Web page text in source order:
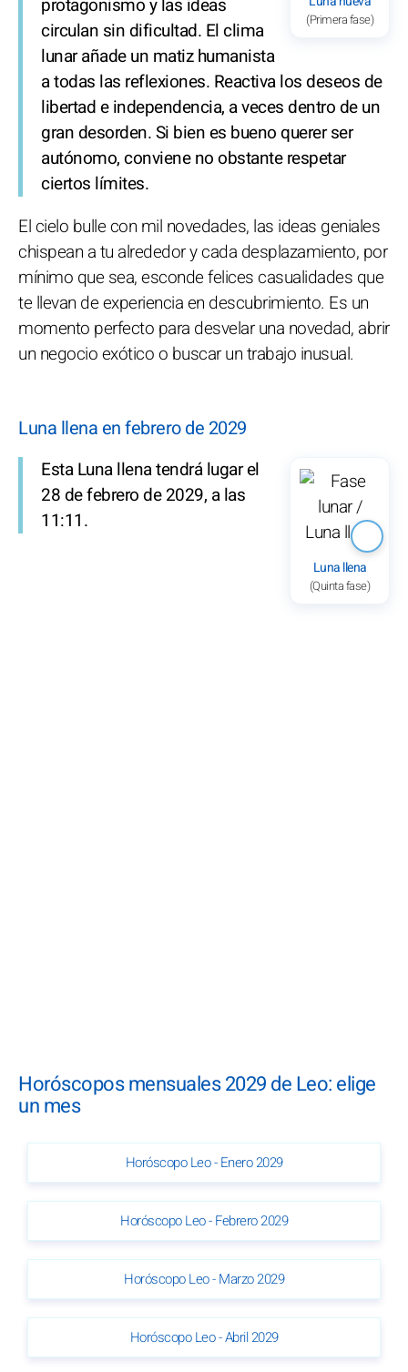
(Primera fase)
circulan sin dificultad. El clima
lunar añade un matiz humanista
a todas las reflexiones. Reactiva los deseos de
libertad e independencia, a veces dentro de un
gran desorden. Si bien es bueno querer ser
autónomo, conviene no obstante respetar
ciertos límites.
El cielo bulle con mil novedades, las ideas geniales
chispean a tu alrededor y cada desplazamiento, por
mínimo que sea, esconde felices casualidades que
te llevan de experiencia en descubrimiento. Es un
momento perfecto para desvelar una novedad, abrir
un negocio exótico o buscar un trabajo inusual.
Luna llena en febrero de 2029
Luna llena
(Quinta fase)
Esta Luna llena tendrá lugar el
28 de febrero de 2029, a las
11:11.
Horóscopos mensuales 2029 de Leo: elige
un mes
Horóscopo Leo - Enero 2029
Horóscopo Leo - Febrero 2029
Horóscopo Leo - Marzo 2029
Horóscopo Leo - Abril 2029